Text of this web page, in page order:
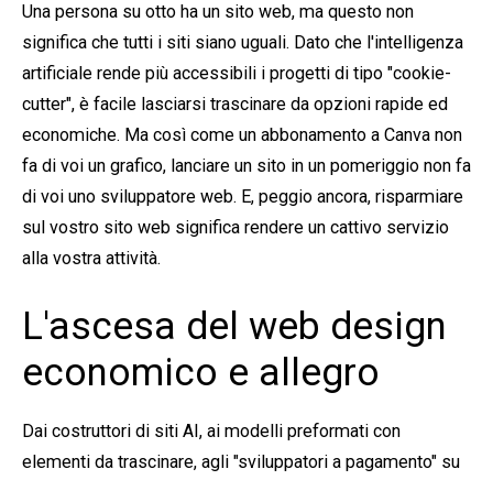
Una persona su otto ha un sito web, ma questo non
significa che tutti i siti siano uguali. Dato che l'intelligenza
artificiale rende più accessibili i progetti di tipo "cookie-
cutter", è facile lasciarsi trascinare da opzioni rapide ed
economiche. Ma così come un abbonamento a Canva non
fa di voi un grafico, lanciare un sito in un pomeriggio non fa
di voi uno sviluppatore web. E, peggio ancora, risparmiare
sul vostro sito web significa rendere un cattivo servizio
alla vostra attività.
L'ascesa del web design
economico e allegro
Dai costruttori di siti AI, ai modelli preformati con
elementi da trascinare, agli "sviluppatori a pagamento" su